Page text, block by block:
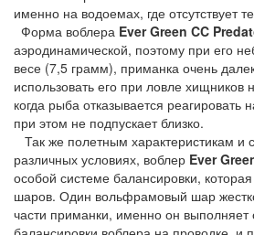
именно на водоемах, где отсутствует
Форма воблера Ever Green CC
аэродинамической, поэтому при его
весе (7,5 грамм), приманка очень
использовать его при ловле
когда рыба отказывается реагировать
при этом не подпускает близко.
Так же полетным характеристикам и
различных условиях, воблер Ever
особой системе балансировки, которая
шаров. Один вольфрамовый шар
части приманки, именно он